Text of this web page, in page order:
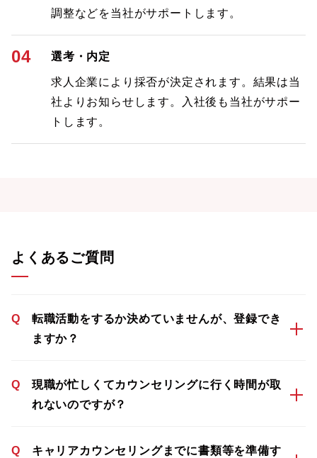
調整などを当社がサポートします。
04 選考・内定
求人企業により採否が決定されます。結果は当
社よりお知らせします。入社後も当社がサポー
トします。
よくあるご質問
Q
転職活動をするか決めていませんが、登録でき
ますか？
Q
現職が忙しくてカウンセリングに行く時間が取
れないのですが？
Q
キャリアカウンセリングまでに書類等を準備す